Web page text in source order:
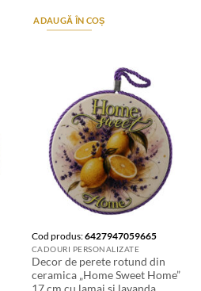
ADAUGĂ ÎN COȘ
Cod produs:6427947059665
CADOURI PERSONALIZATE
Decor de perete rotund din
ceramica „Home Sweet Home”